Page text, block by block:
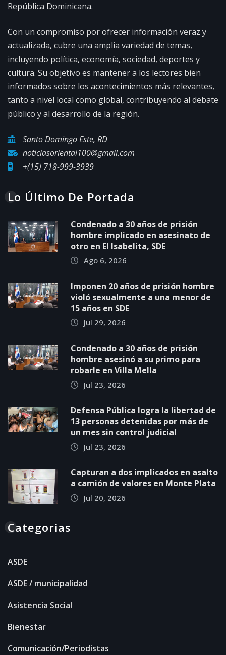
República Dominicana.
Con un compromiso por ofrecer información veraz y
actualizada, cubre una amplia variedad de temas,
incluyendo política, economía, sociedad, deportes y
cultura. Su objetivo es mantener a los lectores bien
informados sobre los acontecimientos más relevantes,
tanto a nivel local como global, contribuyendo al debate
público y al desarrollo de la región.
Santo Domingo Este, RD
noticiasoriental100@gmail.com
+(15) 718-999-3939
Lo Último De Portada
Condenado a 30 años de prisión
hombre implicado en asesinato de
otro en El Isabelita, SDE
Ago 6, 2026
Imponen 20 años de prisión hombre
violó sexualmente a una menor de
15 años en SDE
Jul 29, 2026
Condenado a 30 años de prisión
hombre asesinó a su primo para
robarle en Villa Mella
Jul 23, 2026
Defensa Pública logra la libertad de
13 personas detenidas por más de
un mes sin control judicial
Jul 23, 2026
Capturan a dos implicados en asalto
a camión de valores en Monte Plata
Jul 20, 2026
Categorias
ASDE
ASDE / municipalidad
Asistencia Social
Bienestar
Comunicación/Periodistas